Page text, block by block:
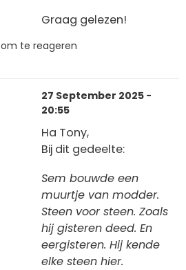
Graag gelezen!
om te reageren
27 September 2025 -
20:55
Ha Tony,
Bij dit gedeelte:
Sem bouwde een
muurtje van modder.
Steen voor steen. Zoals
hij gisteren deed. En
eergisteren. Hij kende
elke steen hier.